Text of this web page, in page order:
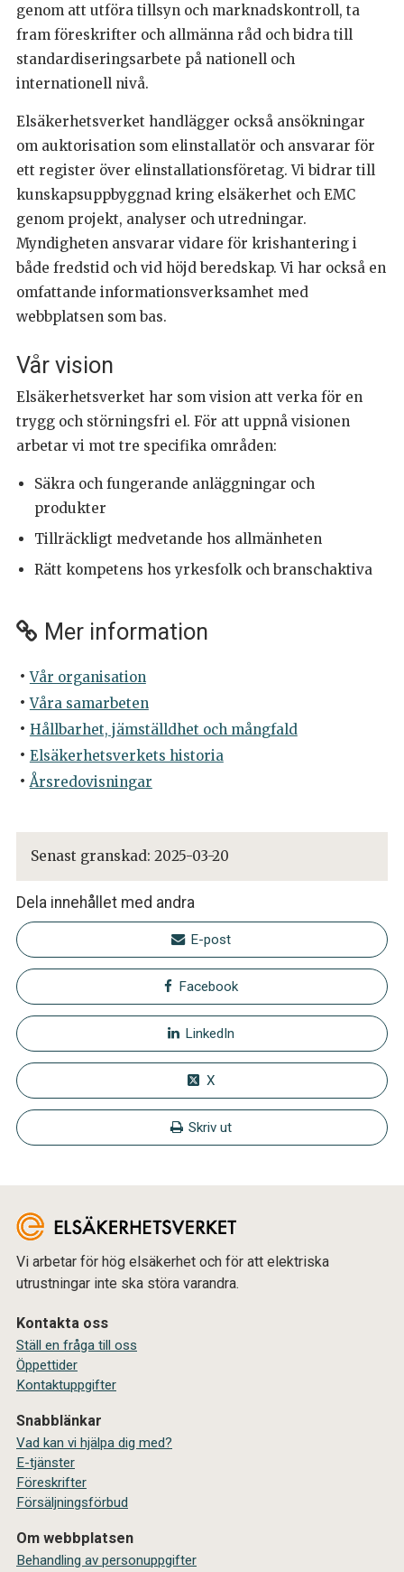
genom att utföra tillsyn och marknadskontroll, ta
fram föreskrifter och allmänna råd och bidra till
standardiseringsarbete på nationell och
internationell nivå.
Elsäkerhetsverket handlägger också ansökningar
om auktorisation som elinstallatör och ansvarar för
ett register över elinstallationsföretag. Vi bidrar till
kunskapsuppbyggnad kring elsäkerhet och EMC
genom projekt, analyser och utredningar.
Myndigheten ansvarar vidare för krishantering i
både fredstid och vid höjd beredskap. Vi har också en
omfattande informationsverksamhet med
webbplatsen som bas.
Vår vision
Elsäkerhetsverket har som vision att verka för en
trygg och störningsfri el. För att uppnå visionen
arbetar vi mot tre specifika områden:
Säkra och fungerande anläggningar och
produkter
Tillräckligt medvetande hos allmänheten
Rätt kompetens hos yrkesfolk och branschaktiva
Mer information
Vår organisation
Våra samarbeten
Hållbarhet, jämställdhet och mångfald
Elsäkerhetsverkets historia
Årsredovisningar
Senast granskad: 2025-03-20
Dela innehållet med andra
E-post
Facebook
LinkedIn
X
Skriv ut
Vi arbetar för hög elsäkerhet och för att elektriska
utrustningar inte ska störa varandra.
Kontakta oss
Ställ en fråga till oss
Öppettider
Kontaktuppgifter
Snabblänkar
Vad kan vi hjälpa dig med?
E-tjänster
Föreskrifter
Försäljningsförbud
Om webbplatsen
Behandling av personuppgifter